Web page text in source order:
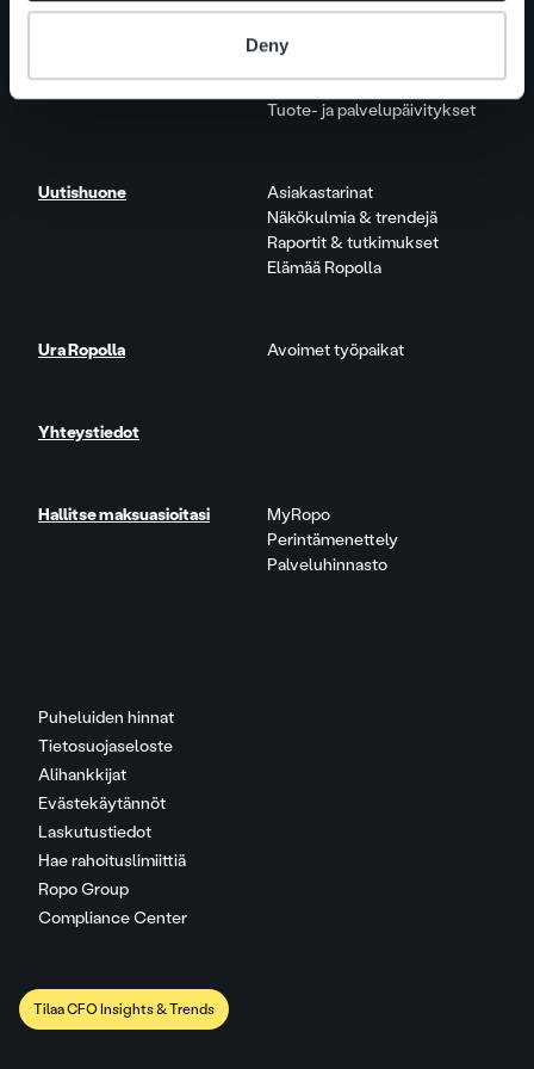
Deny
Puheluiden hinnat
Tietosuojaseloste
Alihankkijat
Evästekäytännöt
Laskutustiedot
Hae rahoituslimiittiä
Ropo Group
Compliance Center
Palvelut
Laskutusratkaisu
One platform
Lisäpalvelut
Tuote- ja palvelupäivitykset
Uutishuone
Asiakastarinat
Näkökulmia & trendejä
Raportit & tutkimukset
Elämää Ropolla
Ura Ropolla Avoimet työpaikat
Yhteystiedot
Hallitse maksuasioitasi
MyRopo
Perintämenettely
Palveluhinnasto
Tilaa CFO Insights & Trends